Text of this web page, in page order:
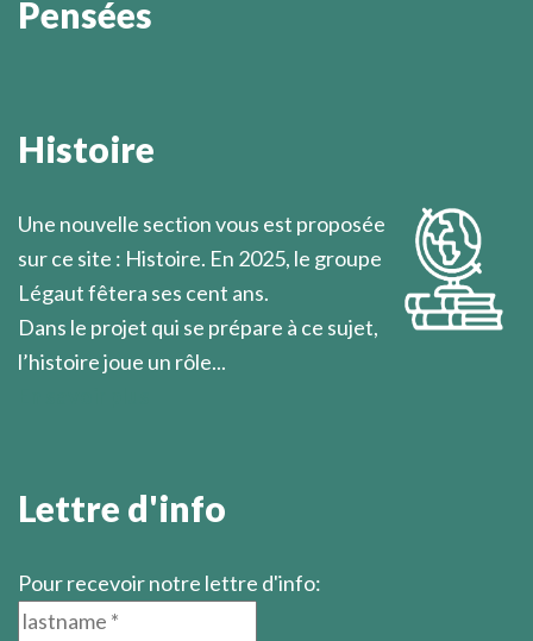
Pensées
l’on fera vraiment.
Histoire
Une nouvelle section vous est proposée
sur ce site : Histoire. En 2025, le groupe
Légaut fêtera ses cent ans.
Dans le projet qui se prépare à ce sujet,
l’histoire joue un rôle...
Lettre d'info
Pour recevoir notre lettre d'info: